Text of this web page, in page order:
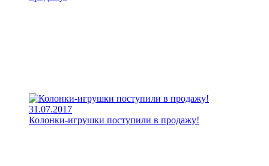
31.07.2017
Колонки-игрушки поступили в продажу!